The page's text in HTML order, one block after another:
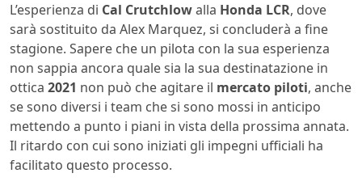
L’esperienza di Cal Crutchlowalla Honda LCR, dove
sarà sostituito da Alex Marquez, si concluderà a fine
stagione. Sapere che un pilota con la sua esperienza
non sappia ancora quale sia la sua destinatazione in
ottica 2021 non può che agitare il mercato piloti, anche
se sono diversi i team che si sono mossi in anticipo
mettendo a punto i piani in vista della prossima annata.
Il ritardo con cui sono iniziati gli impegni ufficiali ha
facilitato questo processo.